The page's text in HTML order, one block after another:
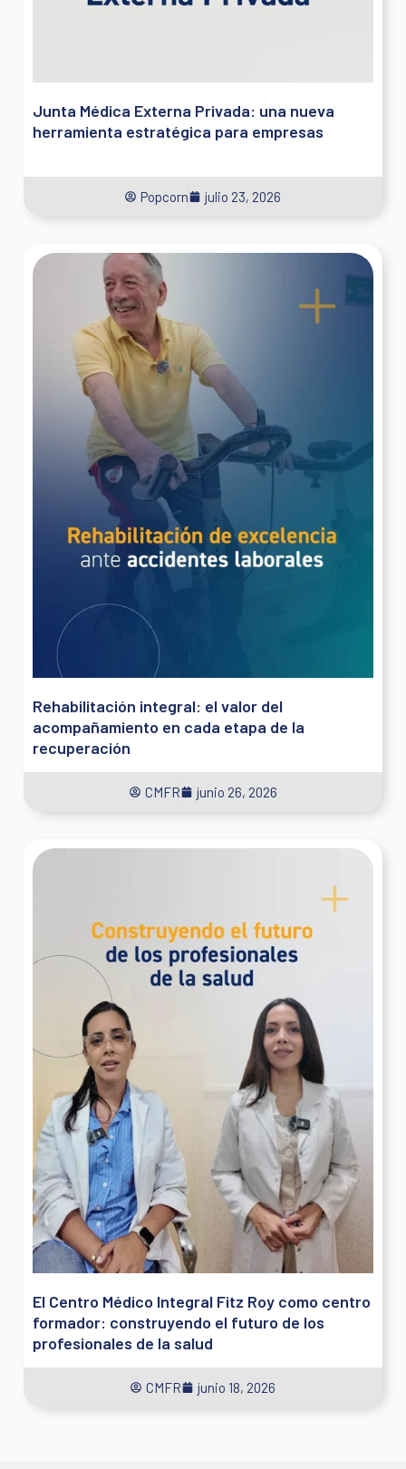
Junta Médica Externa Privada: una nueva
herramienta estratégica para empresas
Popcorn julio 23, 2026
Rehabilitación integral: el valor del
acompañamiento en cada etapa de la
recuperación
CMFR junio 26, 2026
El Centro Médico Integral Fitz Roy como centro
formador: construyendo el futuro de los
profesionales de la salud
CMFR junio 18, 2026